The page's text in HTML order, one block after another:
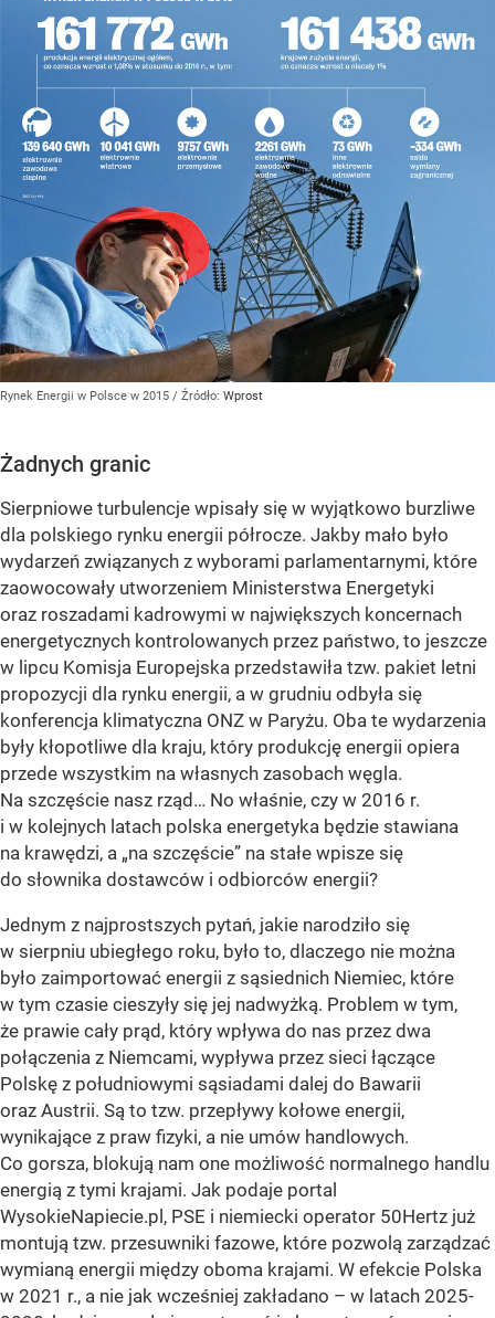
Rynek Energii w Polsce w 2015 / Źródło: Wprost
Żadnych granic
Sierpniowe turbulencje wpisały się w wyjątkowo burzliwe
dla polskiego rynku energii półrocze. Jakby mało było
wydarzeń związanych z wyborami parlamentarnymi, które
zaowocowały utworzeniem Ministerstwa Energetyki
oraz roszadami kadrowymi w największych koncernach
energetycznych kontrolowanych przez państwo, to jeszcze
w lipcu Komisja Europejska przedstawiła tzw. pakiet letni
propozycji dla rynku energii, a w grudniu odbyła się
konferencja klimatyczna ONZ w Paryżu. Oba te wydarzenia
były kłopotliwe dla kraju, który produkcję energii opiera
przede wszystkim na własnych zasobach węgla.
Na szczęście nasz rząd… No właśnie, czy w 2016 r.
i w kolejnych latach polska energetyka będzie stawiana
na krawędzi, a „na szczęście” na stałe wpisze się
do słownika dostawców i odbiorców energii?
Jednym z najprostszych pytań, jakie narodziło się
w sierpniu ubiegłego roku, było to, dlaczego nie można
było zaimportować energii z sąsiednich Niemiec, które
w tym czasie cieszyły się jej nadwyżką. Problem w tym,
że prawie cały prąd, który wpływa do nas przez dwa
połączenia z Niemcami, wypływa przez sieci łączące
Polskę z południowymi sąsiadami dalej do Bawarii
oraz Austrii. Są to tzw. przepływy kołowe energii,
wynikające z praw fizyki, a nie umów handlowych.
Co gorsza, blokują nam one możliwość normalnego handlu
energią z tymi krajami. Jak podaje portal
WysokieNapiecie.pl, PSE i niemiecki operator 50Hertz już
montują tzw. przesuwniki fazowe, które pozwolą zarządzać
wymianą energii między oboma krajami. W efekcie Polska
w 2021 r., a nie jak wcześniej zakładano – w latach 2025-